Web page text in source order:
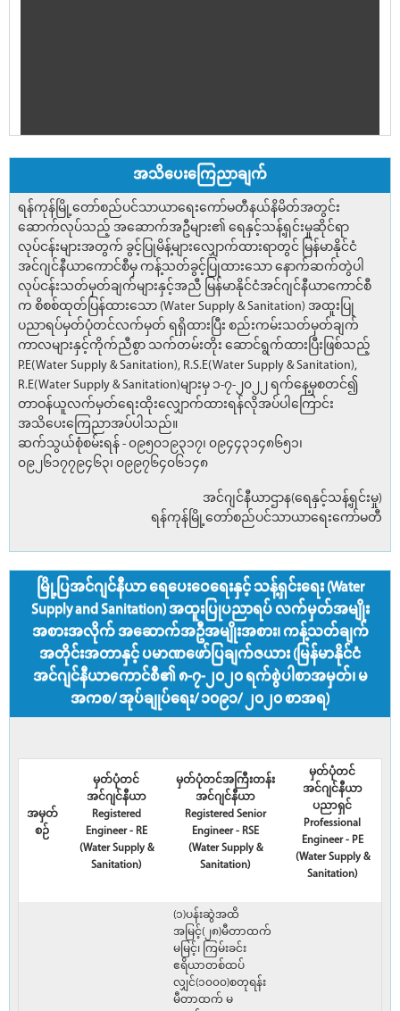
အသိပေးကြေညာချက်
ရန်ကုန်မြို့တော်စည်ပင်သာယာရေးကော်မတီနယ်နိမိတ်အတွင်း
ဆောက်လုပ်သည့် အဆောက်အဦများ၏ ရေနှင့်သန့်ရှင်းမှုဆိုင်ရာ
လုပ်ငန်းများအတွက် ခွင့်ပြုမိန့်များလျှောက်ထားရာတွင် မြန်မာနိုင်ငံ
အင်ဂျင်နီယာကောင်စီမှ ကန့်သတ်ခွင့်ပြုထားသော နောက်ဆက်တွဲပါ
လုပ်ငန်းသတ်မှတ်ချက်များနှင့်အညီ မြန်မာနိုင်ငံအင်ဂျင်နီယာကောင်စီ
က စိစစ်ထုတ်ပြန်ထားသော (Water Supply & Sanitation) အထူးပြု
ပညာရပ်မှတ်ပုံတင်လက်မှတ် ရရှိထားပြီး စည်းကမ်းသတ်မှတ်ချက်
ကာလများနှင့်ကိုက်ညီစွာ သက်တမ်းတိုး ဆောင်ရွက်ထားပြီးဖြစ်သည့်
P.E(Water Supply & Sanitation), R.S.E(Water Supply & Sanitation),
R.E(Water Supply & Sanitation)များမှ ၁-၇-၂၀၂၂ ရက်နေ့မှစတင်၍
တာဝန်ယူလက်မှတ်ရေးထိုးလျှောက်ထားရန်လိုအပ်ပါကြောင်း
အသိပေးကြေညာအပ်ပါသည်။
ဆက်သွယ်စုံစမ်းရန် - ၀၉၅၀၁၉၃၁၇၊ ၀၉၄၄၃၁၄၈၆၅၁၊
၀၉၂၆၁၇၇၉၄၆၃၊ ၀၉၉၇၆၄၀၆၁၄၈
အင်ဂျင်နီယာဌာန(ရေနှင့်သန့်ရှင်းမှု)
ရန်ကုန်မြို့တော်စည်ပင်သာယာရေးကော်မတီ
မြို့ပြအင်ဂျင်နီယာ ရေပေးဝေရေးနှင့် သန့်ရှင်းရေး (Water
Supply and Sanitation) အထူးပြုပညာရပ် လက်မှတ်အမျိုး
အစားအလိုက် အဆောက်အဦအမျိုးအစား၊ ကန့်သတ်ချက်
အတိုင်းအတာနှင့် ပမာဏဖော်ပြချက်ဇယား (မြန်မာနိုင်ငံ
အင်ဂျင်နီယာကောင်စီ၏ ၈-၇-၂၀၂၀ ရက်စွဲပါစာအမှတ်၊ မ
အကစ/ အုပ်ချုပ်ရေး/ ၁၀၉၁/ ၂၀၂၀ စာအရ)
အမှတ်
စဉ်
မှတ်ပုံတင်
အင်ဂျင်နီယာ
Registered
Engineer - RE
(Water Supply &
Sanitation)
မှတ်ပုံတင်အကြီးတန်း
အင်ဂျင်နီယာ
Registered Senior
Engineer - RSE
(Water Supply &
Sanitation)
မှတ်ပုံတင်
အင်ဂျင်နီယာ
ပညာရှင်
Professional
Engineer - PE
(Water Supply &
Sanitation)
(၁)ပန်းဆွဲအထိ
အမြင့်(၂၈)မီတာထက်
မမြင့်၊ ကြမ်းခင်း
ဧရိယာတစ်ထပ်
လျှင်(၁၀၀၀)စတုရန်း
မီတာထက် မ